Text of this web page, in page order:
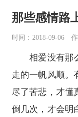
那些感情路
时间：2018-09-06
相爱没有那么
走的一帆风顺。
尽了苦悲，才懂
倒几次，才会明